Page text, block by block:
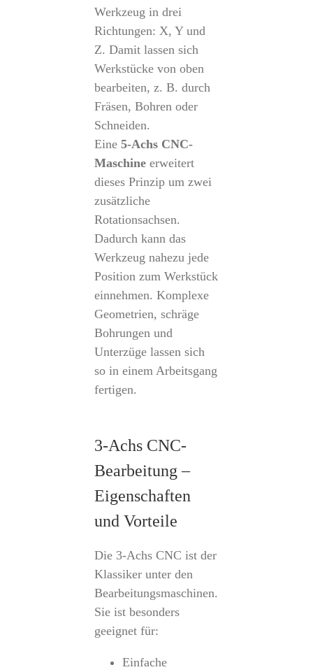
Werkzeug in drei
Richtungen: X, Y und
Z. Damit lassen sich
Werkstücke von oben
bearbeiten, z. B. durch
Fräsen, Bohren oder
Schneiden.
Eine 5-Achs CNC-
Maschineerweitert
dieses Prinzip um zwei
zusätzliche
Rotationsachsen.
Dadurch kann das
Werkzeug nahezu jede
Position zum Werkstück
einnehmen. Komplexe
Geometrien, schräge
Bohrungen und
Unterzüge lassen sich
so in einem Arbeitsgang
fertigen.
3-Achs CNC-
Bearbeitung –
Eigenschaften
und Vorteile
Die 3-Achs CNC ist der
Klassiker unter den
Bearbeitungsmaschinen.
Sie ist besonders
geeignet für:
Einfache